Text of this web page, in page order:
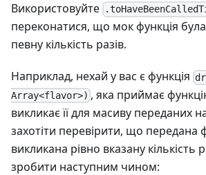
Використовуйте
переконатися, що мок функція
певну кількість разів.
Наприклад, нехай у вас є функція
Array<flavor>) , яка приймає
викликає її для масиву переданих
захотіти перевірити, що передана
викликана рівно вказану кількість
зробити наступним чином: